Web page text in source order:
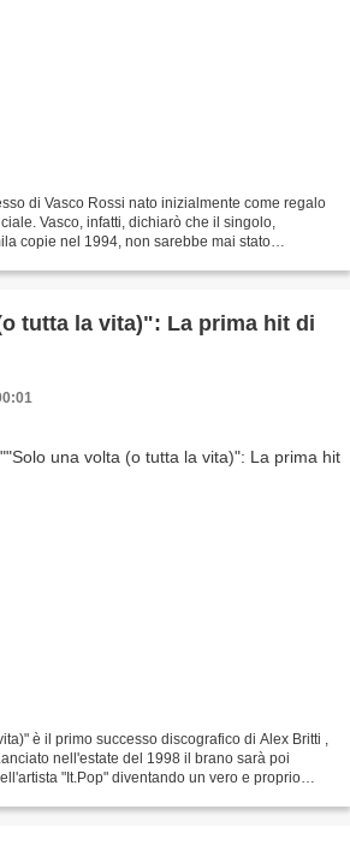
di Vasco Rossi nato inizialmente come regalo
Vasco, infatti, dichiarò che il singolo,
copie nel 1994, non sarebbe mai stato
tutta la vita)": La prima hit di
è il primo successo discografico di Alex Britti ,
nell'estate del 1998 il brano sarà poi
"It.Pop" diventando un vero e proprio